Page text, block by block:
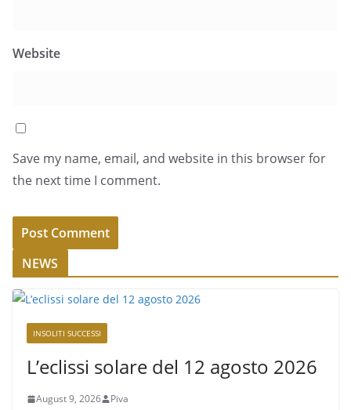
Website
Save my name, email, and website in this browser for
the next time I comment.
NEWS
INSOLITI SUCCESSI
L’eclissi solare del 12 agosto 2026
August 9, 2026 Piva